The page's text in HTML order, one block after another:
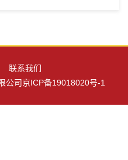
联系我们
公司京ICP备19018020号-1